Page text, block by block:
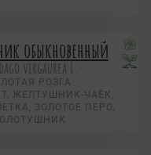
обыкновенный
virgaurea L.
РОЗГА
ЖЕЛТУШНИК-ЧАЁК,
ЗОЛОТОЕ ПЕРО,